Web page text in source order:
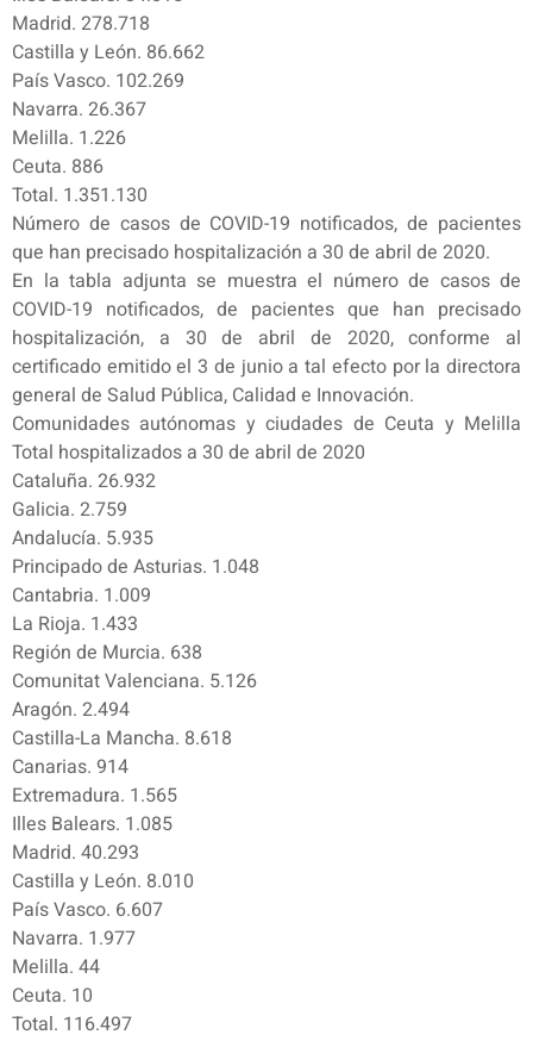
Madrid. 278.718
Castilla y León. 86.662
País Vasco. 102.269
Navarra. 26.367
Melilla. 1.226
Ceuta. 886
Total. 1.351.130
Número de casos de COVID-19 notificados, de pacientes
que han precisado hospitalización a 30 de abril de 2020.
En la tabla adjunta se muestra el número de casos de
COVID-19 notificados, de pacientes que han precisado
hospitalización, a 30 de abril de 2020, conforme al
certificado emitido el 3 de junio a tal efecto por la directora
general de Salud Pública, Calidad e Innovación.
Comunidades autónomas y ciudades de Ceuta y Melilla
Total hospitalizados a 30 de abril de 2020
Cataluña. 26.932
Galicia. 2.759
Andalucía. 5.935
Principado de Asturias. 1.048
Cantabria. 1.009
La Rioja. 1.433
Región de Murcia. 638
Comunitat Valenciana. 5.126
Aragón. 2.494
Castilla-La Mancha. 8.618
Canarias. 914
Extremadura. 1.565
Illes Balears. 1.085
Madrid. 40.293
Castilla y León. 8.010
País Vasco. 6.607
Navarra. 1.977
Melilla. 44
Ceuta. 10
Total. 116.497